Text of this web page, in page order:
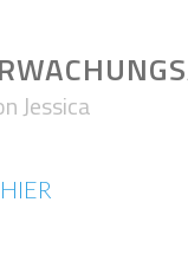
Jessica